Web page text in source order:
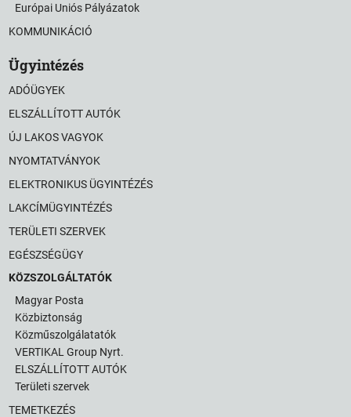
Európai Uniós Pályázatok
KOMMUNIKÁCIÓ
Ügyintézés
ADÓÜGYEK
ELSZÁLLÍTOTT AUTÓK
ÚJ LAKOS VAGYOK
NYOMTATVÁNYOK
ELEKTRONIKUS ÜGYINTÉZÉS
LAKCÍMÜGYINTÉZÉS
TERÜLETI SZERVEK
EGÉSZSÉGÜGY
KÖZSZOLGÁLTATÓK
Magyar Posta
Közbiztonság
Közműszolgálatatók
VERTIKAL Group Nyrt.
ELSZÁLLÍTOTT AUTÓK
Területi szervek
TEMETKEZÉS